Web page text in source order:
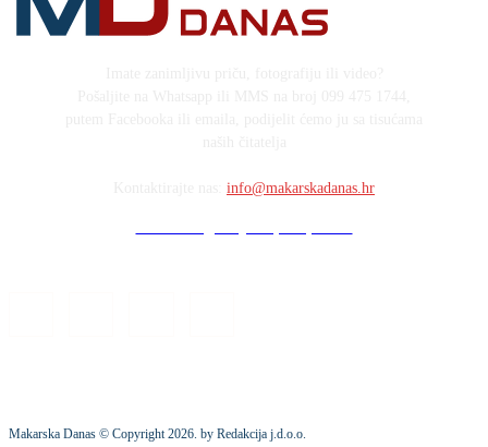
info@makarskadanas.hr
Makarska Danas © Copyright2026. by Redakcija j.d.o.o.